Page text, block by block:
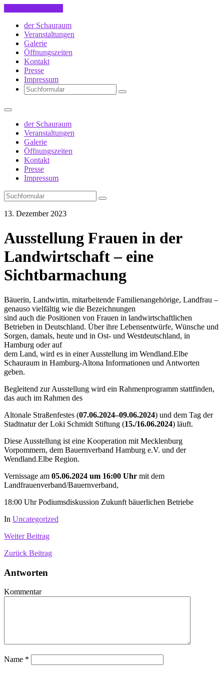
der Schauraum
Veranstaltungen
Galerie
Öffnungszeiten
Kontakt
Presse
Impressum
Search
der Schauraum
Veranstaltungen
Galerie
Öffnungszeiten
Kontakt
Presse
Impressum
Search
13. Dezember 2023
Ausstellung Frauen in der
Landwirtschaft – eine
Sichtbarmachung
Bäuerin, Landwirtin, mitarbeitende Familienangehörige, Landfrau –
genauso vielfältig wie die Bezeichnungen
sind auch die Positionen von Frauen in landwirtschaftlichen
Betrieben in Deutschland. Über ihre Lebensentwürfe, Wünsche und
Sorgen, damals, heute und in Ost- und Westdeutschland, in
Hamburg oder auf
dem Land, wird es in einer Ausstellung im Wendland.Elbe
Schauraum in Hamburg-Altona Informationen und Antworten
geben.
Begleitend zur Ausstellung wird ein Rahmenprogramm stattfinden,
das auch im Rahmen des
Altonale Straßenfestes (07.06.2024–09.06.2024) und dem Tag der
Stadtnatur der Loki Schmidt Stiftung (15./16.06.2024) läuft.
Diese Ausstellung ist eine Kooperation mit Mecklenburg
Vorpommern, dem Bauernverband Hamburg e.V. und der
Wendland.Elbe Region.
Vernissage am 05.06.2024 um 16:00 Uhr mit dem
Landfrauenverband/Bauernverband,
18:00 Uhr Podiumsdiskussion Zukunft bäuerlichen Betriebe
In Uncategorized
WeiterBeitrag
Zurück Beitrag
Antworten
Kommentar
Name *